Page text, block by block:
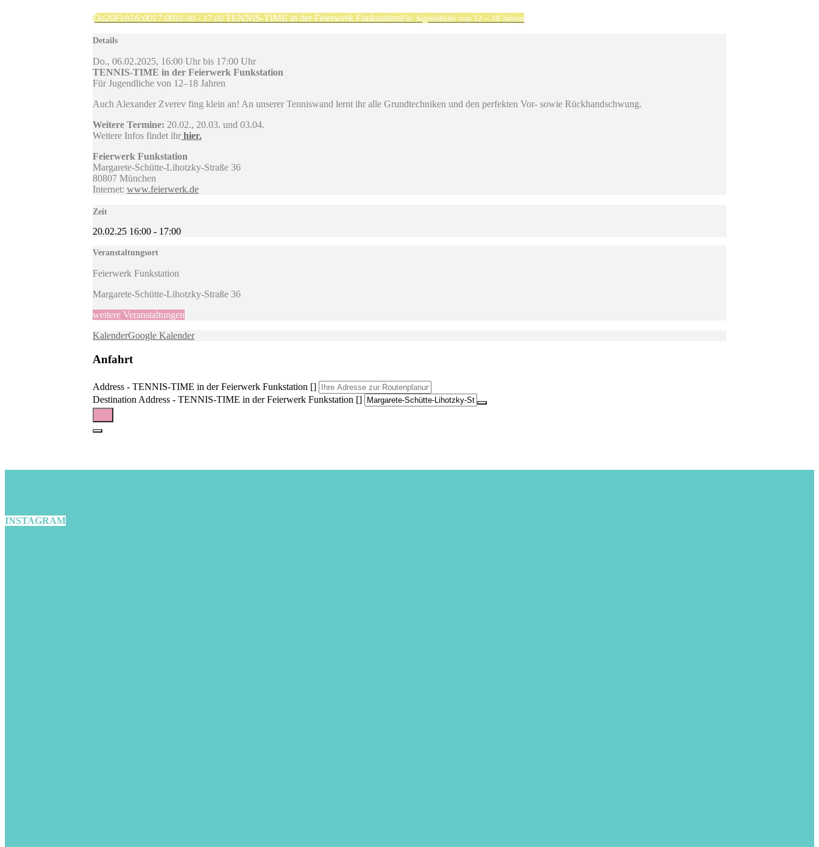
Do20Feb16:0017:0016:00 - 17:00 TENNIS-TIME in der Feierwerk FunkstationFür Jugendliche von 12 – 18 Jahren
Details
Do., 06.02.2025, 16:00 Uhr bis 17:00 Uhr
TENNIS-TIME in der Feierwerk Funkstation
Für Jugendliche von 12–18 Jahren
Auch Alexander Zverev fing klein an! An unserer Tenniswand lernt ihr alle Grundtechniken und den perfekten Vor- sowie Rückhandschwung.
Weitere Termine: 20.02., 20.03. und 03.04.
Weitere Infos findet ihr hier.
Feierwerk Funkstation
Margarete-Schütte-Lihotzky-Straße 36
80807 München
Internet: www.feierwerk.de
Zeit
20.02.25 16:00 - 17:00
Veranstaltungsort
Feierwerk Funkstation
Margarete-Schütte-Lihotzky-Straße 36
weitere Veranstaltungen
KalenderGoogle Kalender
Anfahrt
Address - TENNIS-TIME in der Feierwerk Funkstation []
Destination Address - TENNIS-TIME in der Feierwerk Funkstation []
INSTAGRAM